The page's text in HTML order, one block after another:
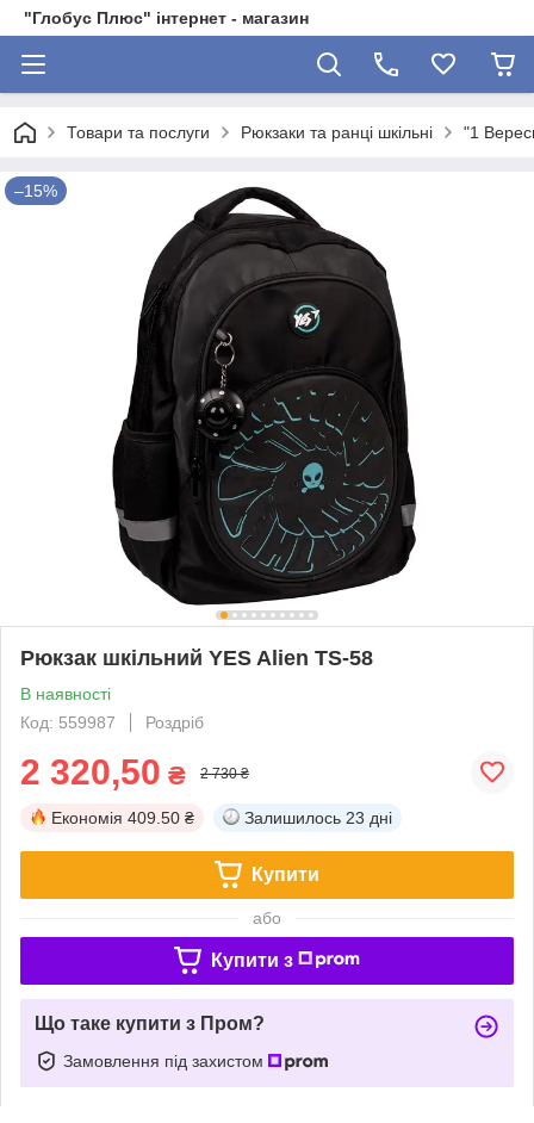
"Глобус Плюс" інтернет - магазин
Товари та послуги Рюкзаки та ранці шкільні "1
–15%
Рюкзак шкільний YES Alien TS-58
В наявності
Код: 559987
Роздріб
2 320,50 ₴ 2 730 ₴
Економія 409.50 ₴ Залишилось 23 дні
Купити
або
Купити з
Що таке купити з Пром?
Замовлення під захистом